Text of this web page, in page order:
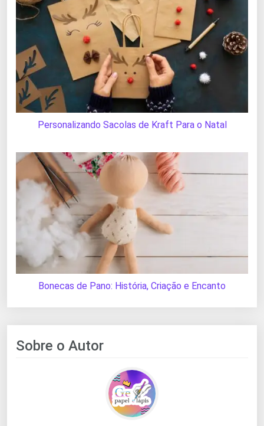
Personalizando Sacolas de Kraft Para o Natal
Bonecas de Pano: História, Criação e Encanto
Sobre o Autor